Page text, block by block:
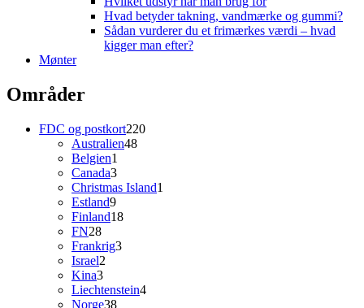
Hvad betyder takning, vandmærke og gummi?
Sådan vurderer du et frimærkes værdi – hvad
kigger man efter?
Mønter
Områder
FDC og postkort220220
Australien4848
Belgien1
Canada33
varer
Christmas Island1
Estland99
varer
Finland1818
FN2828
varer
Frankrig33
Israel2
Kina33
varer
Liechtenstein44
Norge3838